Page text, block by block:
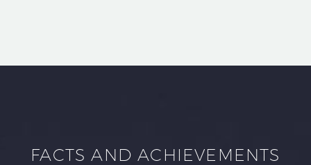
FACTS AND ACHIEVEMENTS